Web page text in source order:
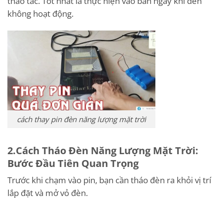
không hoạt động.
cách thay pin đèn năng lượng mặt trời
2.Cách Tháo Đèn Năng Lượng Mặt Trời:
Bước Đầu Tiên Quan Trọng
Trước khi chạm vào pin, bạn cần tháo đèn ra khỏi vị trí
lắp đặt và mở vỏ đèn.